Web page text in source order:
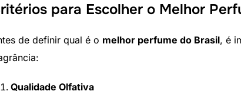
para Escolher o Melhor
de definir qual é o melhor perfume do Brasil, é
Qualidade Olfativa